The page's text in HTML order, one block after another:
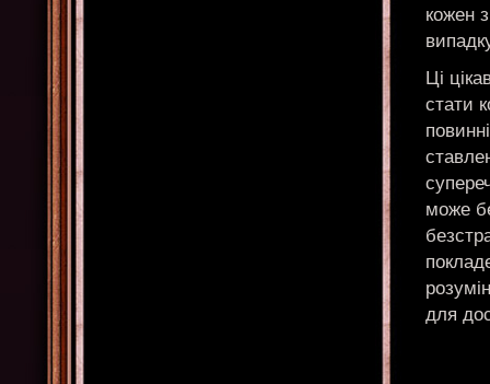
кожен
Ці
стати
може
для